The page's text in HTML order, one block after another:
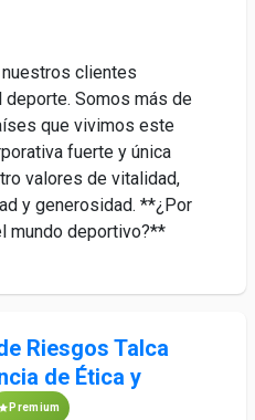
nuestros clientes
deporte. Somos más de
que vivimos este
fuerte y única
valores de vitalidad,
y generosidad. **¿Por
mundo deportivo?**
Riesgos Talca
de Ética y
Premium